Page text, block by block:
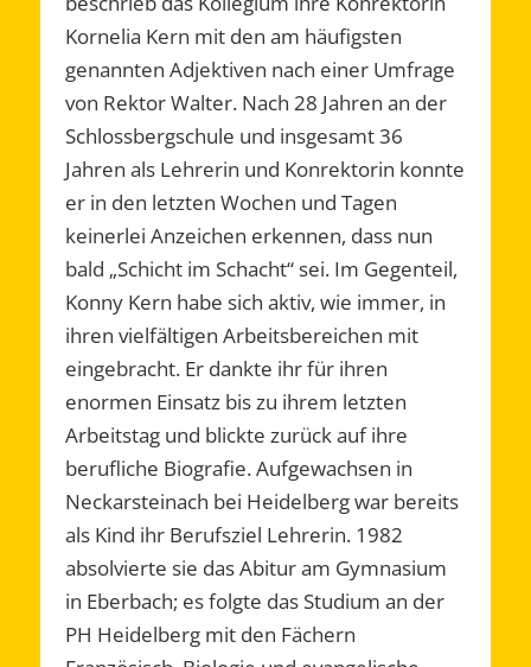
Kornelia Kern mit den am häufigsten
genannten Adjektiven nach einer Umfrage
von Rektor Walter. Nach 28 Jahren an der
Schlossbergschule und insgesamt 36
Jahren als Lehrerin und Konrektorin konnte
er in den letzten Wochen und Tagen
keinerlei Anzeichen erkennen, dass nun
bald „Schicht im Schacht“ sei. Im Gegenteil,
Konny Kern habe sich aktiv, wie immer, in
ihren vielfältigen Arbeitsbereichen mit
eingebracht. Er dankte ihr für ihren
enormen Einsatz bis zu ihrem letzten
Arbeitstag und blickte zurück auf ihre
berufliche Biografie. Aufgewachsen in
Neckarsteinach bei Heidelberg war bereits
als Kind ihr Berufsziel Lehrerin. 1982
absolvierte sie das Abitur am Gymnasium
in Eberbach; es folgte das Studium an der
PH Heidelberg mit den Fächern